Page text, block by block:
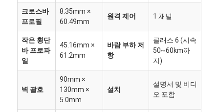
공장 투어
품질 관리
뉴스
크로스바
프로필
8.35mm ×
60.49mm
원격 제어 1 채널
작은 횡단
바 프로파
일
45.16mm ×
61.2mm
바람 부하 저
항
클래스 6 (시속
50~60km까
지)
벽 괄호
90mm ×
130mm ×
5.0mm
설치
설명서 및 비디
오 포함